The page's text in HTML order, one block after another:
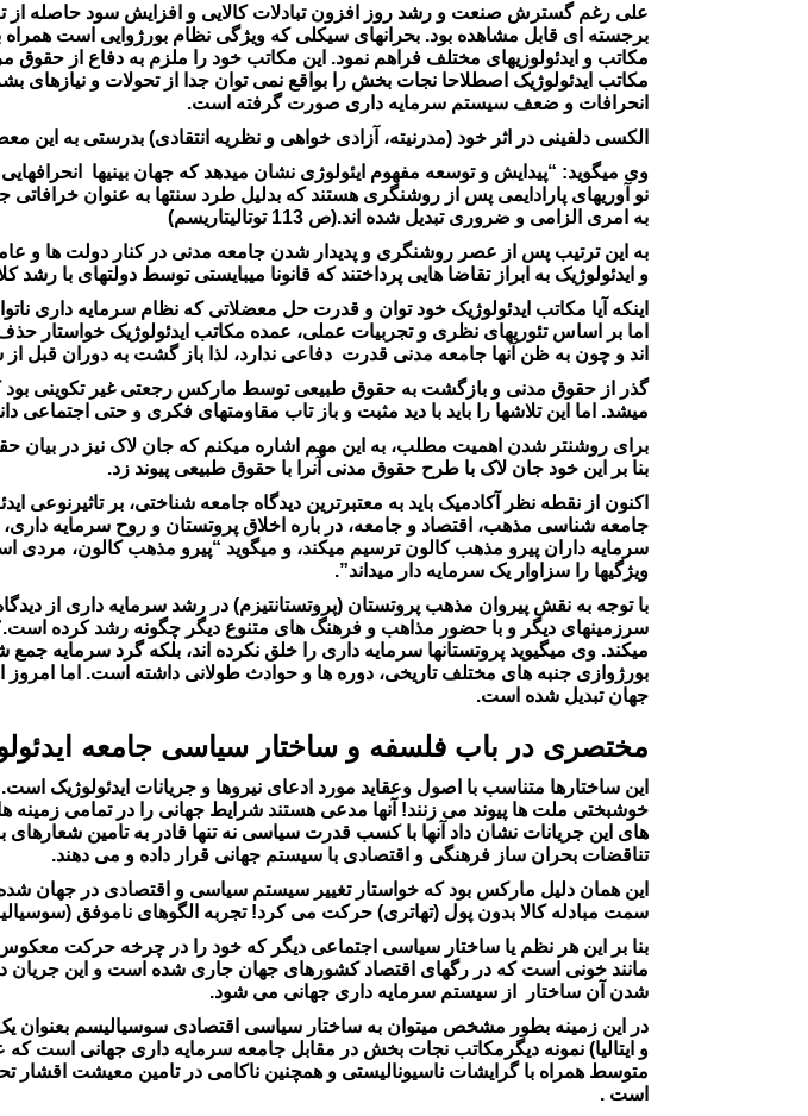
علی رغم گسترش صنعت و رشد روز افزون تبادلات کالایی و افزایش سود حاصله از
برجسته ای قابل مشاهده بود. بحرانهای سیکلی که ویژگی نظام بورژوایی است همراه
مکاتب و ایدئولوزیهای مختلف فراهم نمود. این مکاتب خود را ملزم به دفاع از
مکاتب ایدئولوژیک اصطلاحا نجات بخش را بواقع نمی توان جدا از تحولات و نیازهای
انحرافات و ضعف سیستم سرمایه داری صورت گرفته است.
الکسی دلفینی در اثر خود (مدرنیته، آزادی خواهی و نظریه انتقادی) بدرستی به این
وی میگوید: “پیدایش و توسعه مفهوم ایئولوژی نشان میدهد که جهان بینیها
نو آوریهای پارادایمی پس از روشنگری هستند که بدلیل طرد سنتها به عنوان
به امری الزامی و ضروری تبدیل شده اند.(ص 113 توتالیتاریسم)
به این ترتیب پس از عصر روشنگری و پدیدار شدن جامعه مدنی در کنار دولت ها و
و ایدئولوژیک به ابراز تقاضا هایی پرداختند که قانونا میبایستی توسط دولتهای با رشد
اینکه آیا مکاتب ایدئولوژیک خود توان و قدرت حل معضلاتی که نظام سرمایه داری
اما بر اساس تئوریهای نظری و تجربیات عملی، عمده مکاتب ایدئولوژیک خواستار
اند و چون به ظن آنها جامعه مدنی قدرت دفاعی ندارد، لذا باز گشت به دوران قبل
گذر از حقوق مدنی و بازگشت به حقوق طبیعی توسط مارکس رجعتی غیر تکوینی بود
میشد. اما این تلاشها را باید با دید مثبت و باز تاب مقاومتهای فکری و حتی
برای روشنتر شدن اهمیت مطلب، به این مهم اشاره میکنم که جان لاک نیز در بیان
بنا بر این خود جان لاک با طرح حقوق مدنی آنرا با حقوق طبیعی پیوند زد.
اکنون از نقطه نظر آکادمیک باید به معتبرترین دیدگاه جامعه شناختی، بر
جامعه شناسی مذهب، اقتصاد و جامعه، در باره اخلاق پروتستان و روح سرمایه
سرمایه داران پیرو مذهب کالون ترسیم میکند، و میگوید “پیرو مذهب کالون،
ویژگیها را سزاوار یک سرمایه دار میداند”.
با توجه به نقش پیروان مذهب پروتستان (پروتستانتیزم) در رشد سرمایه داری از
سرزمینهای دیگر و با حضور مذاهب و فرهنگ های متنوع دیگر چگونه رشد کرده
میکند. وی میگیوید پروتستانها سرمایه داری را خلق نکرده اند، بلکه گرد سرمایه
بورژوازی جنبه های مختلف تاریخی، دوره ها و حوادث طولانی داشته است. اما
جهان تبدیل شده است.
مختصری در باب فلسفه و ساختار سیاسی جامعه
این ساختارها متناسب با اصول وعقاید مورد ادعای نیروها و جریانات
خوشبختی ملت ها پیوند می زنند! آنها مدعی هستند شرایط جهانی را در تمامی
های این جریانات نشان داد آنها با کسب قدرت سیاسی نه تنها قادر به تامین شعارهای
تناقضات بحران ساز فرهنگی و اقتصادی با سیستم جهانی قرار داده و می دهند.
این همان دلیل مارکس بود که خواستار تغییر سیستم سیاسی و اقتصادی در جهان
سمت مبادله کالا بدون پول (تهاتری) حرکت می کرد! تجربه الگوهای ناموفق
بنا بر این هر نظم یا ساختار سیاسی اجتماعی دیگر که خود را در چرخه حرکت
مانند خونی است که در رگهای اقتصاد کشورهای جهان جاری شده است و این
شدن آن ساختار از سیستم سرمایه داری جهانی می شود.
در این زمینه بطور مشخص میتوان به ساختار سیاسی اقتصادی سوسیالیسم بعنوان
و ایتالیا) نمونه دیگرمکاتب نجات بخش در مقابل جامعه سرمایه داری جهانی
متوسط همراه با گرایشات ناسیونالیستی و همچنین ناکامی در تامین معیشت اقشار
است .